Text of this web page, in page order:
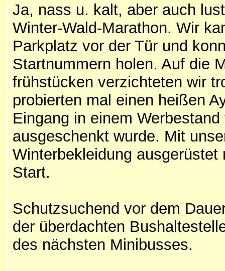
Ja, nass u. kalt, aber auch
Winter-Wald-Marathon. Wir
Parkplatz vor der Tür und
Startnummern holen. Auf die
frühstücken verzichteten wir
probierten mal einen heißen
Eingang in einem
ausgeschenkt wurde. Mit
Winterbekleidung
Start.
Schutzsuchend vor dem
der überdachten
des nächsten Minibusses.